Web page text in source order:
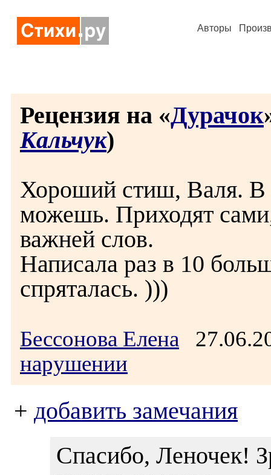
Авторы
Рецензия на «Дурачок
Кальчук)
Хороший стиш, Валя. В
можешь. Приходят
важней слов.
Написала раз в 10
спряталась. )))
Бессонова Елена
нарушении
+ добавить замечания
Спасибо, Леночек!